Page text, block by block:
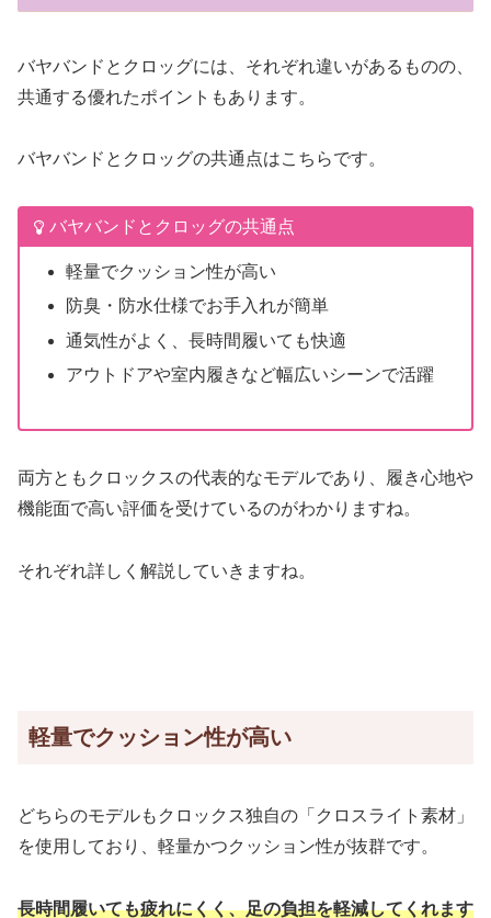
バヤバンドとクロッグには、それぞれ違いがあるものの、
共通する優れたポイントもあります。
バヤバンドとクロッグの共通点はこちらです。
バヤバンドとクロッグの共通点
軽量でクッション性が高い
防臭・防水仕様でお手入れが簡単
通気性がよく、長時間履いても快適
アウトドアや室内履きなど幅広いシーンで活躍
両方ともクロックスの代表的なモデルであり、履き心地や
機能面で高い評価を受けているのがわかりますね。
それぞれ詳しく解説していきますね。
軽量でクッション性が高い
どちらのモデルもクロックス独自の「クロスライト素材」
を使用しており、軽量かつクッション性が抜群です。
長時間履いても疲れにくく、足の負担を軽減してくれます